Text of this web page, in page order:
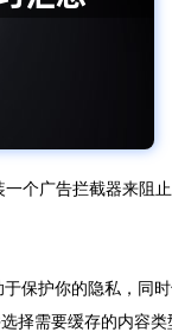
个广告拦截器来阻
保护你的隐私，同时
择需要缓存的内容类